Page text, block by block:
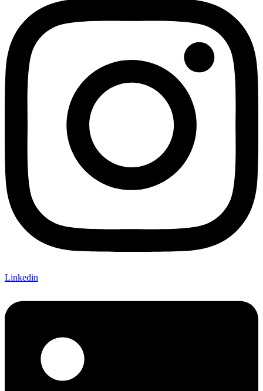
Linkedin